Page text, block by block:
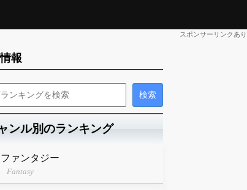
スポンサーリンクあり
報
ンル別のランキング
ファンタジー
Fantasy